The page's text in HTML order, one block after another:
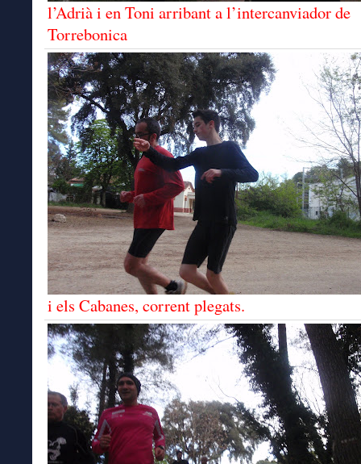
l’Adrià i en Toni arribant a l’intercanviador de
Torrebonica
i els Cabanes, corrent plegats.